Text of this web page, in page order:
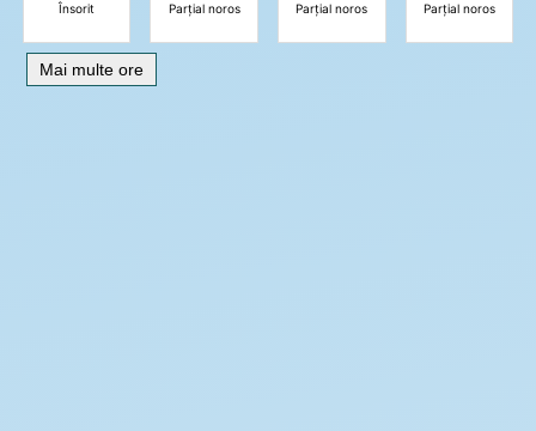
Însorit Parțial noros Parțial noros Parțial noros
Mai multe ore